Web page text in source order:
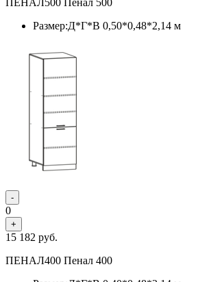
Размер:Д*Г*В 0,50*0,48*2,14 м
-
0
+
15 182 руб.
ПЕНАЛ400 Пенал 400